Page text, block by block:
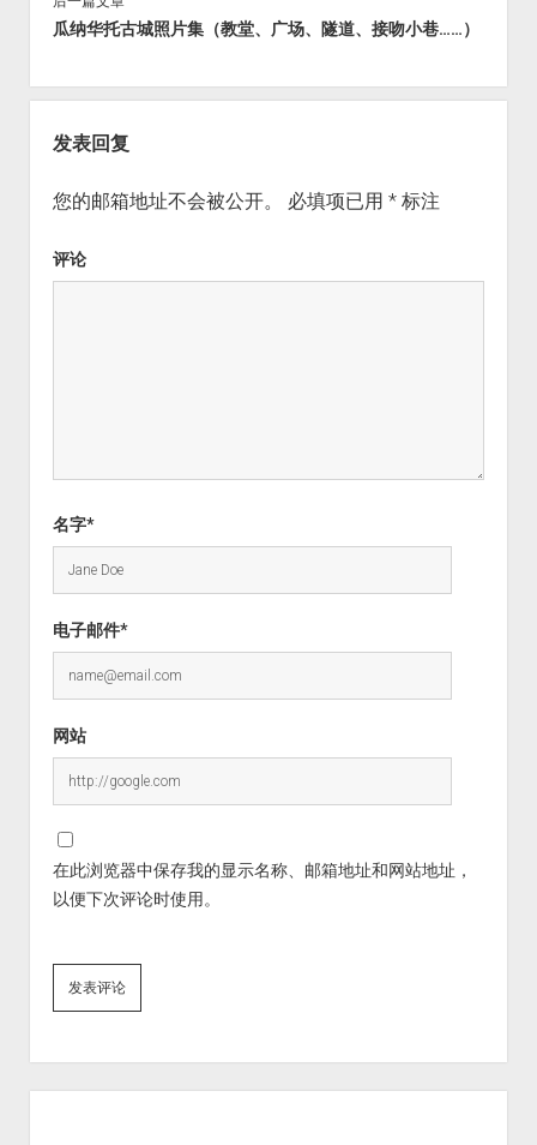
瓜纳华托古城照片集（教堂、广场、隧道、接吻小巷……）
发表回复
您的邮箱地址不会被公开。 必填项已用 *标注
评论
名字*
电子邮件*
网站
在此浏览器中保存我的显示名称、邮箱地址和网站地址，
以便下次评论时使用。